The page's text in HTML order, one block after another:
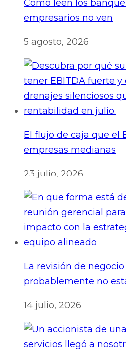
Cómo leen los
empresarios no ven
5 agosto, 2026
El flujo de caja que el
empresas medianas
23 julio, 2026
La revisión de
probablemente no
14 julio, 2026